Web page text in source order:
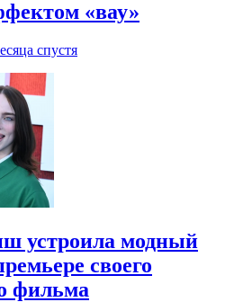
«вау»
спустя
устроила модный
своего
фильма